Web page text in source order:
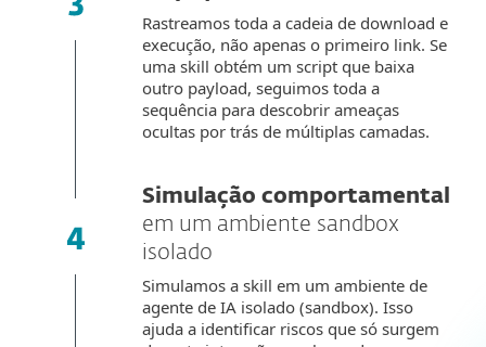
Rastreamos toda a cadeia de download e
execução, não apenas o primeiro link. Se
uma skill obtém um script que baixa
outro payload, seguimos toda a
sequência para descobrir ameaças
ocultas por trás de múltiplas camadas.
Simulação comportamental
em um ambiente sandbox
isolado
Simulamos a skill em um ambiente de
agente de IA isolado (sandbox). Isso
ajuda a identificar riscos que só surgem